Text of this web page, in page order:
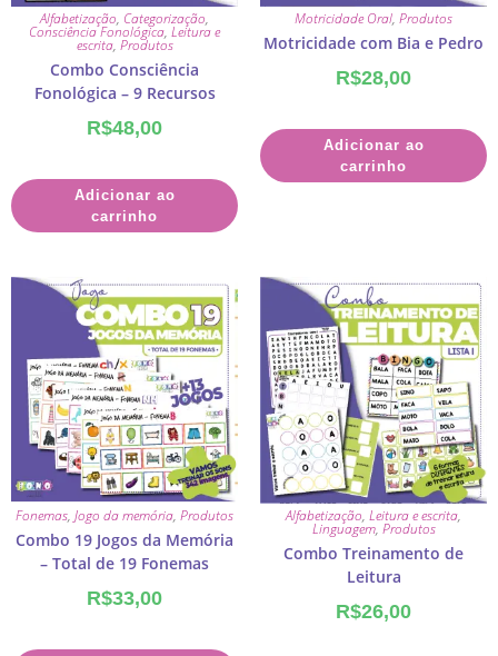
Alfabetização, Categorização,
Consciência Fonológica, Leitura e
escrita, Produtos
Combo Consciência
Fonológica – 9 Recursos
R$48,00
Adicionar ao
carrinho
Motricidade Oral, Produtos
Motricidade com Bia e Pedro
R$28,00
Adicionar ao
carrinho
Fonemas, Jogo da memória, Produtos
Combo 19 Jogos da Memória
– Total de 19 Fonemas
R$33,00
Alfabetização, Leitura e escrita,
Linguagem, Produtos
Combo Treinamento de
Leitura
R$26,00